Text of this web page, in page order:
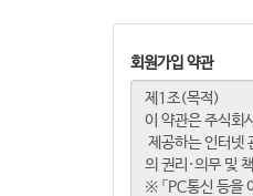
회원가입 약관